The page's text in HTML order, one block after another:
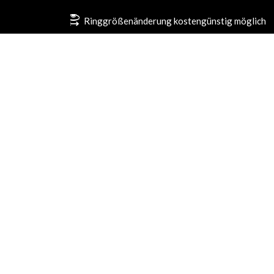
Ringgrößenänderung kostengünstig möglich